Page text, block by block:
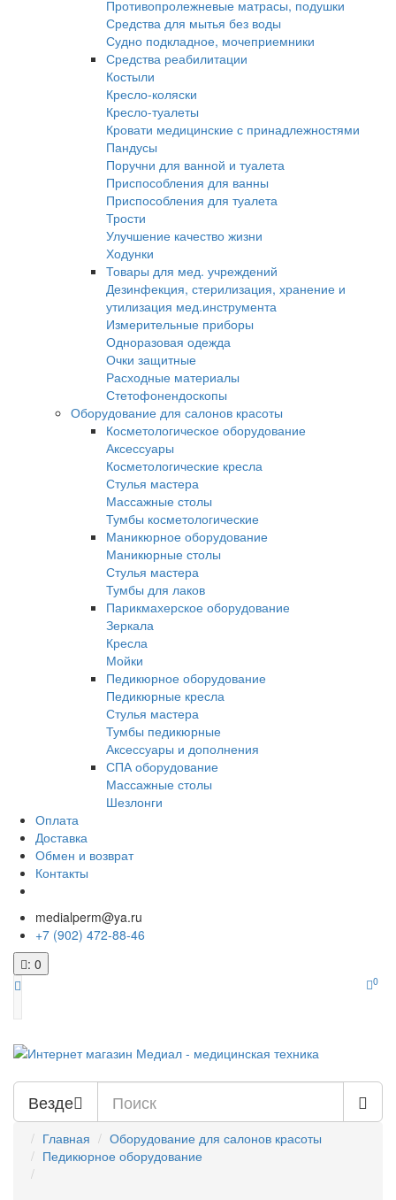
Противопролежневые матрасы, подушки
Средства для мытья без воды
Судно подкладное, мочеприемники
Средства реабилитации
Костыли
Кресло-коляски
Кресло-туалеты
Кровати медицинские с принадлежностями
Пандусы
Поручни для ванной и туалета
Приспособления для ванны
Приспособления для туалета
Трости
Улучшение качество жизни
Ходунки
Товары для мед. учреждений
Дезинфекция, стерилизация, хранение и
утилизация мед.инструмента
Измерительные приборы
Одноразовая одежда
Очки защитные
Расходные материалы
Стетофонендоскопы
Оборудование для салонов красоты
Косметологическое оборудование
Аксессуары
Косметологические кресла
Стулья мастера
Массажные столы
Тумбы косметологические
Маникюрное оборудование
Маникюрные столы
Стулья мастера
Тумбы для лаков
Парикмахерское оборудование
Зеркала
Кресла
Мойки
Педикюрное оборудование
Педикюрные кресла
Стулья мастера
Тумбы педикюрные
Аксессуары и дополнения
СПА оборудование
Массажные столы
Шезлонги
Оплата
Доставка
Обмен и возврат
Контакты
medialperm@ya.ru
+7 (902) 472-88-46
: 0
0
Везде
Главная
Оборудование для салонов красоты
Педикюрное оборудование